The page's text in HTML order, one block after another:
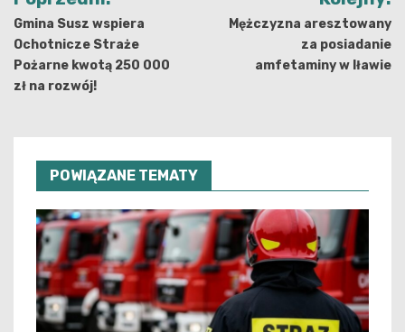
wpisu
Gmina Susz wspiera
Ochotnicze Straże
Pożarne kwotą 250 000
zł na rozwój!
Mężczyzna aresztowany
za posiadanie
amfetaminy w Iławie
POWIĄZANE TEMATY